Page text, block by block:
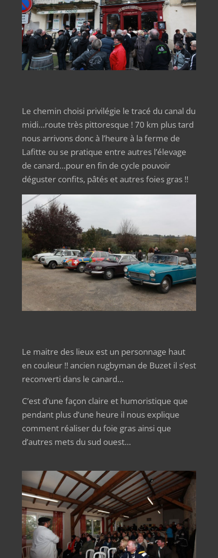
Le chemin choisi privilégie le tracé du canal du
midi…route très pittoresque ! 70 km plus tard
nous arrivons donc à l’heure à la ferme de
Lafitte ou se pratique entre autres l’élevage
de canard…pour en fin de cycle pouvoir
déguster confits, pâtés et autres foies gras !!
Le maitre des lieux est un personnage haut
en couleur !! ancien rugbyman de Buzet il s’est
reconverti dans le canard…
C’est d’une façon claire et humoristique que
pendant plus d’une heure il nous explique
comment réaliser du foie gras ainsi que
d’autres mets du sud ouest…